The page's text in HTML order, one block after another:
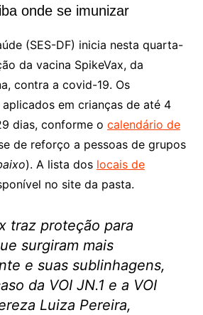
onde se imunizar
(SES-DF) inicia nesta quarta-
da vacina SpikeVax, da
contra a covid-19. Os
em crianças de até 4
dias, conforme o calendário de
de reforço a pessoas de grupos
). A lista dos locais de
no site da pasta.
traz proteção para
surgiram mais
e suas sublinhagens,
da VOI JN.1 e a VOI
Luiza Pereira,